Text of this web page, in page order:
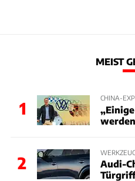
MEIST
1
CHINA-
2
Audi-